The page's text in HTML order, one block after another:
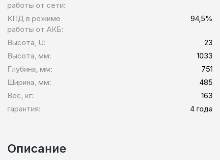
работы от сети:
КПД в режиме
работы от АКБ:
94,5%
Высота, U:
23
Высота, мм:
1033
Глубина, мм:
751
Ширина, мм:
485
Вес, кг:
163
гарантия:
4 года
Описание